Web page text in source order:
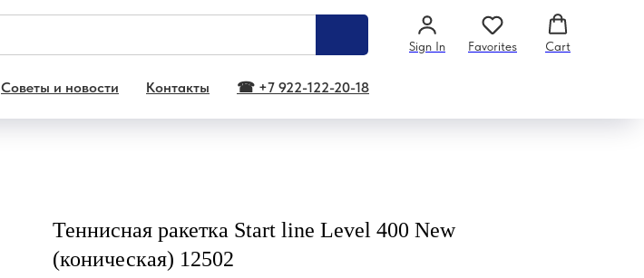
Sign In Favorites Cart
Советы и новости Контакты ☎ +7 922-122-20-18
Теннисная ракетка Start line Level 400 New
(коническая) 12502